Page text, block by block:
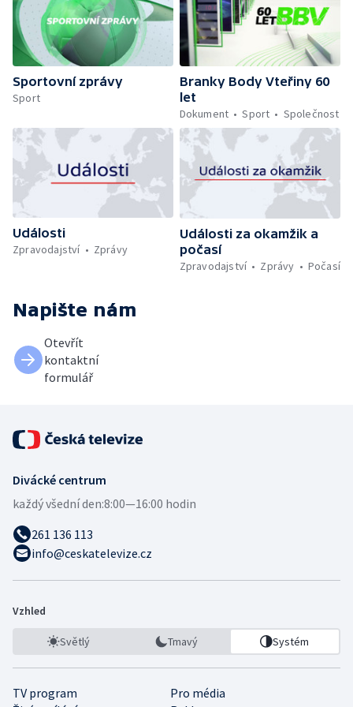
Sportovní zprávy
Sport
Branky Body Vteřiny 60
let
Dokument
Sport Společnost
Události
Zpravodajství
Zprávy
Události za okamžik a
počasí
Zpravodajství
Zprávy Počasí
Napište nám
Otevřít
kontaktní
formulář
Divácké centrum
každý všední den:8:00—16:00 hodin
261 136 113
info@ceskatelevize.cz
Vzhled
Světlý Tmavý Systém
TV program
Pro média